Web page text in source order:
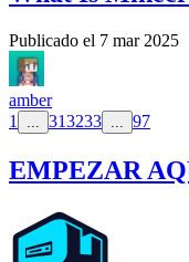
Publicado el 7 mar 2025
amber
1
313233 97
EMPEZAR